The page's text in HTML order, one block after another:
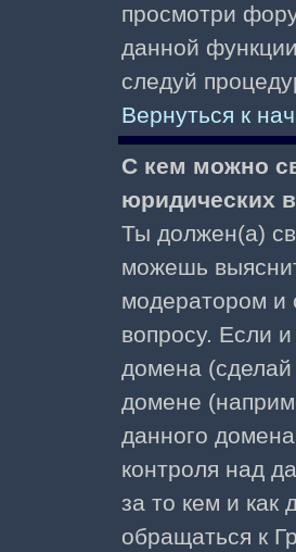
просмотри
данной
следуй
Вернуться к
С кем можно
юридических
Ты должен(а)
можешь
модератором и
вопросу. Если
домена
домене
данного
контроля над
за то кем и
обращаться к